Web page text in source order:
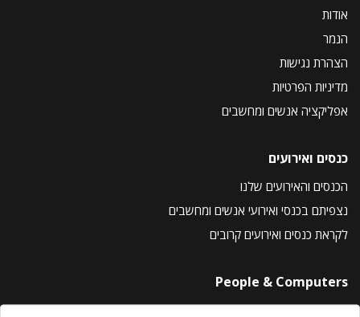
אודות
הנמר
הצהרת נגישות
מדיניות הפרטיות
אפליקציה אנשים ומחשבים
כנסים ואירועים
הכנסים והאירועים שלנו
נצפיתם בכנסי ואירועי אנשים ומחשבים
לקראת כנסים ואירועים קרובים
People & Computers
About Us